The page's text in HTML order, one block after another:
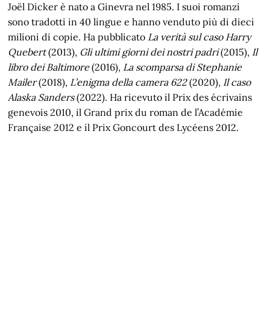
Joël Dicker è nato a Ginevra nel 1985. I suoi romanzi
sono tradotti in 40 lingue e hanno venduto più di dieci
milioni di copie. Ha pubblicato La verità sul caso Harry
Quebert(2013), Gli ultimi giorni dei nostri padri(2015), Il
libro dei Baltimore(2016), La scomparsa di Stephanie
Mailer(2018), L’enigma della camera 622(2020), Il caso
Alaska Sanders(2022). Ha ricevuto il Prix des écrivains
genevois 2010, il Grand prix du roman de l’Académie
Française 2012 e il Prix Goncourt des Lycéens 2012.